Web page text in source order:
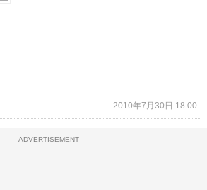
2010年7月30日 18:00
ADVERTISEMENT